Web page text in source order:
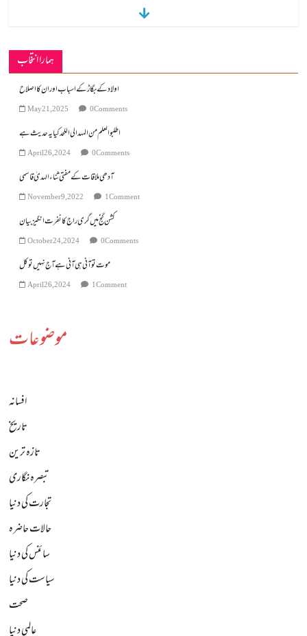
ہمارا انتخاب
اولاد کے بگاڑ کے اسباب اور ان کا اصلاح
May 21, 2025 0 Comments
اطلبو العلم من المہد الی اللحد کیا یہ حدیث ہے
April 26, 2024 0 Comments
آدھی ملاقات کے مفتی ثناء الہدیٰ قاسمی
November 9, 2022 1 Comment
کشن گنج میں گری راج کا نفرت انگیز بیان
October 24, 2024 0 Comments
موت تو آنی ہی آنی ہے آج نہیں تو کل
April 26, 2024 1 Comment
موضوعات
افسانہ
تاریخ
تازہ ترین
تبصرہ نگاری
تجارت کی دنیا
حالات حاضرہ
سائنس کی دنیا
سیاست کی دنیا
صحت
عالمی دنیا